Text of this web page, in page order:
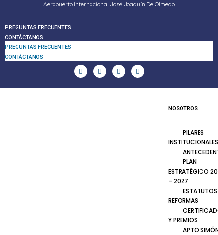
Aeropuerto Internacional José Joaquín De Olmedo
PREGUNTAS FRECUENTES
CONTÁCTANOS
PREGUNTAS FRECUENTES
CONTÁCTANOS
NOSOTROS
PILARES
INSTITUCIONALES
PLAN
ESTRATÉGICO
– 2027
ESTATUTOS
REFORMAS
Y PREMIOS
APTO